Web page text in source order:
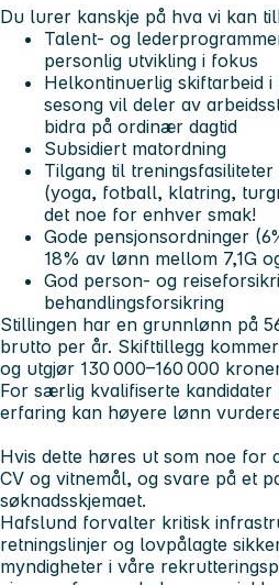
Du lurer kanskje på hva vi kan
Talent- og
personlig utvikling i fokus
Helkontinuerlig skiftarbeid
sesong vil deler av
bidra på ordinær dagtid
Subsidiert matordning
Tilgang til
(yoga, fotball, klatring,
det noe for enhver smak!
Gode pensjonsordninger
18% av lønn mellom 7,1G
God person- og
behandlingsforsikring
Stillingen har en grunnlønn på
brutto per år. Skifttillegg
og utgjør 130 000–160 000
For særlig kvalifiserte
erfaring kan høyere lønn
Hvis dette høres ut som noe for
CV og vitnemål, og svare på et
søknadsskjemaet.
Hafslund forvalter kritisk
retningslinjer og lovpålagte
myndigheter i våre